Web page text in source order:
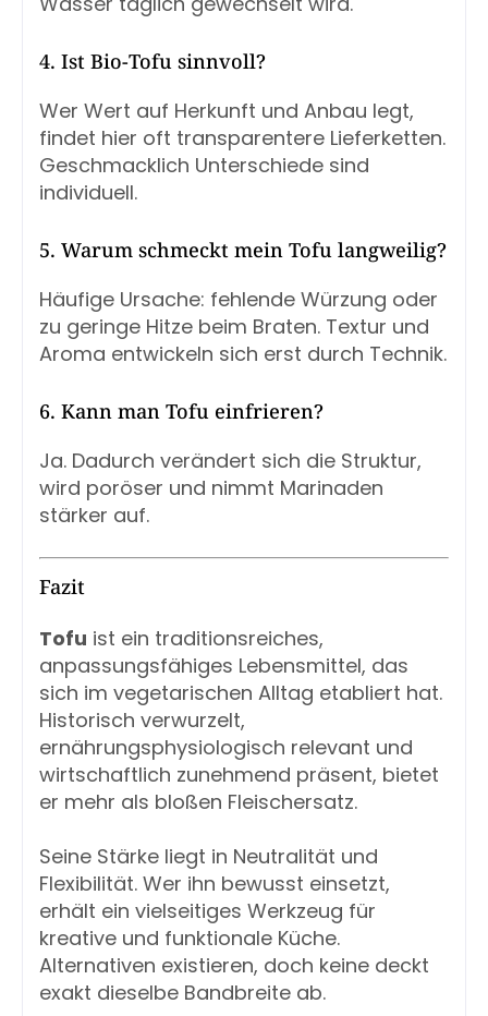
4. Ist Bio-Tofu sinnvoll?
Wer Wert auf Herkunft und Anbau legt,
findet hier oft transparentere Lieferketten.
Geschmacklich Unterschiede sind
individuell.
5. Warum schmeckt mein Tofu langweilig?
Häufige Ursache: fehlende Würzung oder
zu geringe Hitze beim Braten. Textur und
Aroma entwickeln sich erst durch Technik.
6. Kann man Tofu einfrieren?
Ja. Dadurch verändert sich die Struktur,
wird poröser und nimmt Marinaden
stärker auf.
Fazit
Tofu ist ein traditionsreiches,
anpassungsfähiges Lebensmittel, das
sich im vegetarischen Alltag etabliert hat.
Historisch verwurzelt,
ernährungsphysiologisch relevant und
wirtschaftlich zunehmend präsent, bietet
er mehr als bloßen Fleischersatz.
Seine Stärke liegt in Neutralität und
Flexibilität. Wer ihn bewusst einsetzt,
erhält ein vielseitiges Werkzeug für
kreative und funktionale Küche.
Alternativen existieren, doch keine deckt
exakt dieselbe Bandbreite ab.